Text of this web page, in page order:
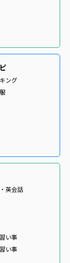
ング
英会話
い事
い事